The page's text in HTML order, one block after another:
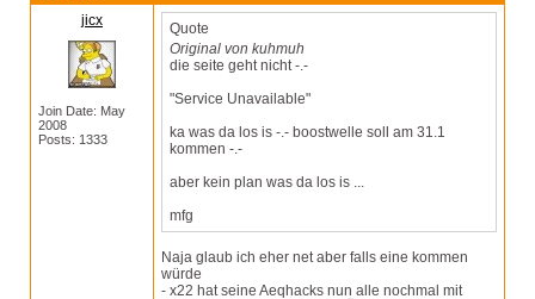
jicx
Join Date: May
2008
Posts: 1333
Quote
Original von kuhmuh
die seite geht nicht -.-
"Service Unavailable"
ka was da los is -.- boostwelle soll am 31.1
kommen -.-
aber kein plan was da los is ...
mfg
Naja glaub ich eher net aber falls eine kommen
würde
- x22 hat seine Aeqhacks nun alle nochmal mit